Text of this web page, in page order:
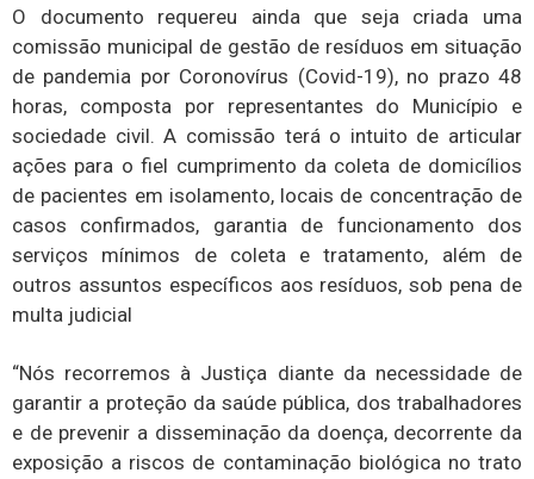
O documento requereu ainda que seja criada uma
comissão municipal de gestão de resíduos em situação
de pandemia por Coronovírus (Covid-19), no prazo 48
horas, composta por representantes do Município e
sociedade civil. A comissão terá o intuito de articular
ações para o fiel cumprimento da coleta de domicílios
de pacientes em isolamento, locais de concentração de
casos confirmados, garantia de funcionamento dos
serviços mínimos de coleta e tratamento, além de
outros assuntos específicos aos resíduos, sob pena de
multa judicial
“Nós recorremos à Justiça diante da necessidade de
garantir a proteção da saúde pública, dos trabalhadores
e de prevenir a disseminação da doença, decorrente da
exposição a riscos de contaminação biológica no trato